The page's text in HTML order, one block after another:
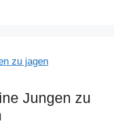
Jungen zu